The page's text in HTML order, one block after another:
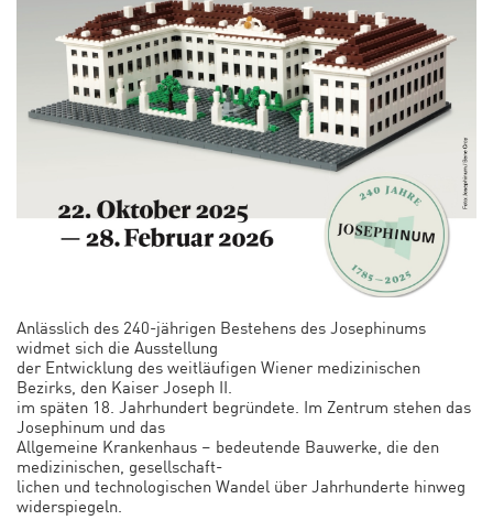
Anlässlich des 240-jährigen Bestehens des Josephinums
widmet sich die Ausstellung
der Entwicklung des weitläufigen Wiener medizinischen
Bezirks, den Kaiser Joseph II.
im späten 18. Jahrhundert begründete. Im Zentrum stehen das
Josephinum und das
Allgemeine Krankenhaus – bedeutende Bauwerke, die den
medizinischen, gesellschaft-
lichen und technologischen Wandel über Jahrhunderte hinweg
widerspiegeln.